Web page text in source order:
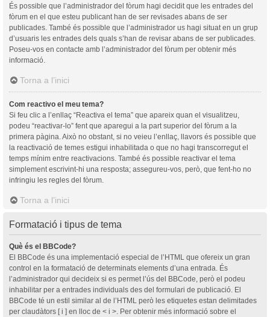
És possible que l’administrador del fòrum hagi decidit que les entrades del
fòrum en el que esteu publicant han de ser revisades abans de ser
publicades. També és possible que l’administrador us hagi situat en un grup
d’usuaris les entrades dels quals s’han de revisar abans de ser publicades.
Poseu-vos en contacte amb l’administrador del fòrum per obtenir més
informació.
Torna a l’inici
Com reactivo el meu tema?
Si feu clic a l’enllaç “Reactiva el tema” que apareix quan el visualitzeu,
podeu “reactivar-lo” fent que aparegui a la part superior del fòrum a la
primera pàgina. Això no obstant, si no veieu l’enllaç, llavors és possible que
la reactivació de temes estigui inhabilitada o que no hagi transcorregut el
temps mínim entre reactivacions. També és possible reactivar el tema
simplement escrivint-hi una resposta; assegureu-vos, però, que fent-ho no
infringiu les regles del fòrum.
Torna a l’inici
Formatació i tipus de tema
Què és el BBCode?
El BBCode és una implementació especial de l’HTML que ofereix un gran
control en la formatació de determinats elements d’una entrada. És
l’administrador qui decideix si es permet l’ús del BBCode, però el podeu
inhabilitar per a entrades individuals des del formulari de publicació. El
BBCode té un estil similar al de l’HTML però les etiquetes estan delimitades
per claudàtors [ i ] en lloc de < i >. Per obtenir més informació sobre el